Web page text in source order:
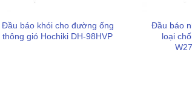
Đầu báo khói cho đường ống
thông gió Hochiki DH-98HVP
Đầu báo
loại